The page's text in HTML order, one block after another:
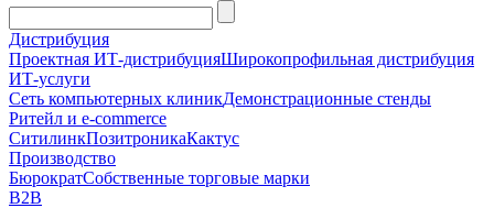
Дистрибуция
Проектная ИТ-дистрибуцияШирокопрофильная дистрибуция
ИТ-услуги
Сеть компьютерных клиникДемонстрационные стенды
Ритейл и e-commerce
СитилинкПозитроникаКактус
Производство
БюрократСобственные торговые марки
B2B